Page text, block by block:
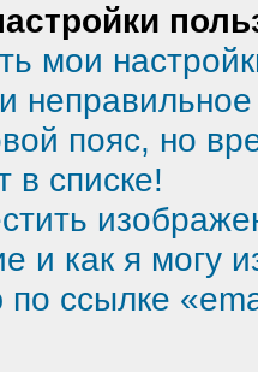
мои
пояс, но
в списке!
и как я могу
ссылке